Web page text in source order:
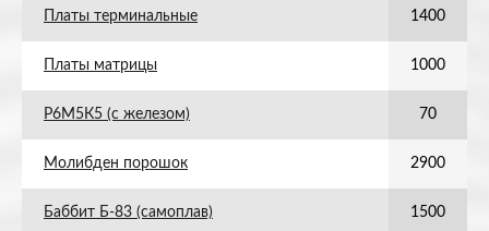
Платы терминальные 1400
Платы матрицы 1000
Р6М5К5 (с железом) 70
Молибден порошок 2900
Баббит Б-83 (самоплав) 1500